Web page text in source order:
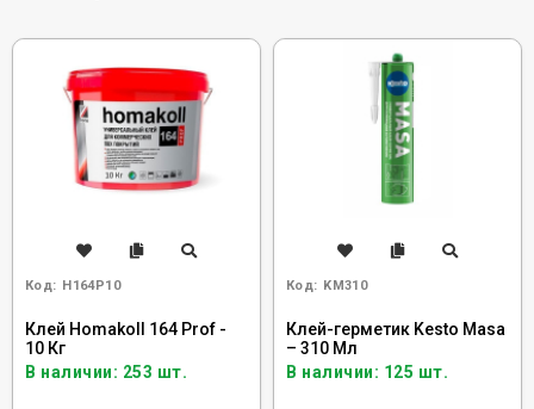
Код: H164P10
Клей Homakoll 164 Prof -
10 Кг
В наличии: 253 шт.
Код: KM310
Клей-герметик Kesto Masa
– 310 Мл
В наличии: 125 шт.